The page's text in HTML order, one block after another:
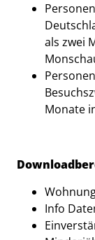
als zwei
Monate
Info